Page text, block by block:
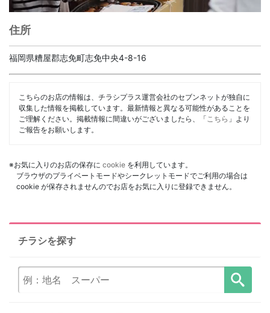
住所
福岡県糟屋郡志免町志免中央4-8-16
こちらのお店の情報は、チラシプラス運営会社のセブンネットが独自に
収集した情報を掲載しています。最新情報と異なる可能性があることを
ご理解ください。掲載情報に間違いがございましたら、「 こちら 」より
ご報告をお願いします。
※お気に入りのお店の保存に cookie を利用しています。
ブラウザのプライベートモードやシークレットモードでご利用の場合は
cookie が保存されませんのでお店をお気に入りに登録できません。
チラシを探す